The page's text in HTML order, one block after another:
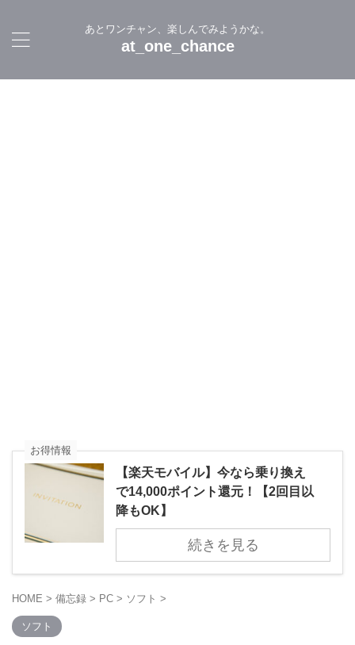
あとワンチャン、楽しんでみようかな。
at_one_chance
お得情報
【楽天モバイル】今なら乗り換え
で14,000ポイント還元！【2回目以
降もOK】
続きを見る
HOME > 備忘録 > PC > ソフト >
ソフト